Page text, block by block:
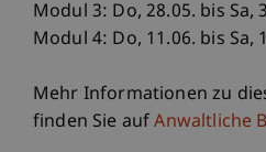
Modul 3: Do, 28.05. bis Sa,
Modul 4: Do, 11.06. bis Sa,
Mehr Informationen zu
finden Sie aufAnwaltliche